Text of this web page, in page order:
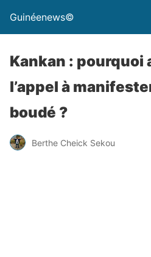
Guinéenews©
Kankan : pourquoi
l’appel à
boudé ?
Berthe Cheick Sekou